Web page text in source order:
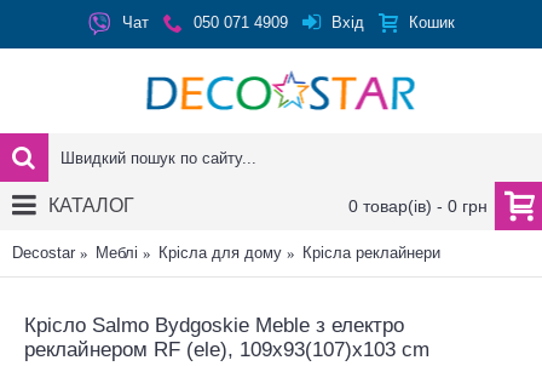
Чат 050 071 4909 Вхід Кошик
0 товар(ів) - 0 грн
КАТАЛОГ
Decostar Меблі Крісла для дому Крісла реклайнери
Крісло Salmo Bydgoskie Meble з електро
реклайнером RF (ele), 109x93(107)x103 cm